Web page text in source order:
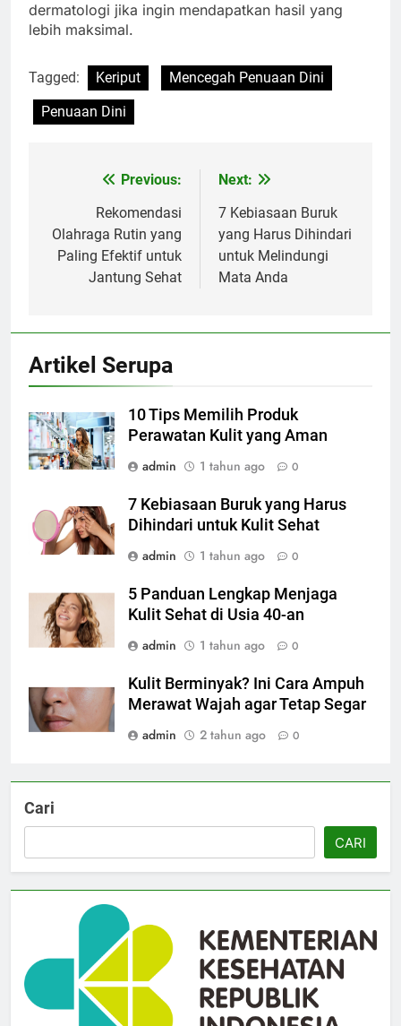
dermatologi jika ingin mendapatkan hasil yang
lebih maksimal.
Tagged: Keriput
Mencegah Penuaan Dini
Penuaan Dini
NavigasiPrevious:
Rekomendasi
Olahraga Rutin yang
Paling Efektif untuk
Jantung Sehat
Next:
7 Kebiasaan Buruk
yang Harus Dihindari
untuk Melindungi
Mata Anda
Artikel Serupa
10 Tips Memilih Produk
Perawatan Kulit yang Aman
admin
1 tahun ago 0
7 Kebiasaan Buruk yang Harus
Dihindari untuk Kulit Sehat
admin
1 tahun ago 0
5 Panduan Lengkap Menjaga
Kulit Sehat di Usia 40-an
admin
1 tahun ago 0
Kulit Berminyak? Ini Cara Ampuh
Merawat Wajah agar Tetap Segar
admin
2 tahun ago 0
Cari
CARI